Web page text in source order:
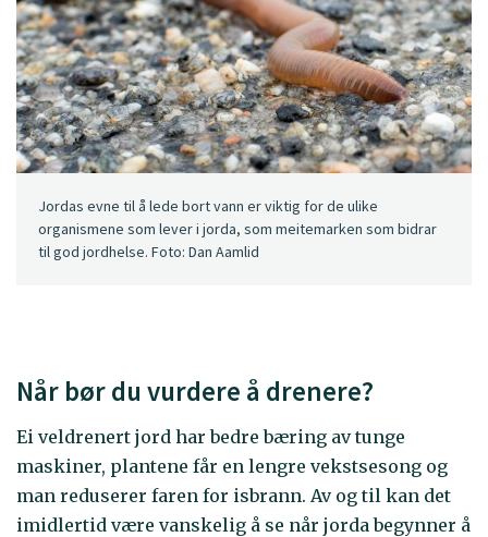
Jordas evne til å lede bort vann er viktig for de ulike
organismene som lever i jorda, som meitemarken som bidrar
til god jordhelse. Foto: Dan Aamlid
Når bør du vurdere å drenere?
Ei veldrenert jord har bedre bæring av tunge
maskiner, plantene får en lengre vekstsesong og
man reduserer faren for isbrann. Av og til kan det
imidlertid være vanskelig å se når jorda begynner å